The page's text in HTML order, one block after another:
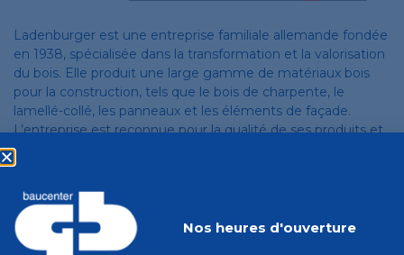
Ladenburger est une entreprise familiale allemande fondée
en 1938, spécialisée dans la transformation et la valorisation
du bois. Elle produit une large gamme de matériaux bois
pour la construction, tels que le bois de charpente, le
lamellé-collé, les panneaux et les éléments de façade.
L’entreprise est reconnue pour la qualité de ses produits et
son savoir-faire industriel. Engagée dans une démarche
durable, elle utilise du bois issu de forêts gérées de manière
Ladenburger allie tradition et innovation pour répondre aux
exigences du marché européen.Nos heures d'ouverture